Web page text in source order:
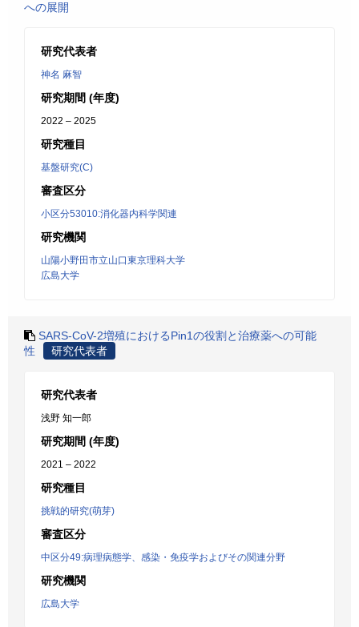
への展開
研究代表者
神名 麻智
研究期間 (年度)
2022 – 2025
研究種目
基盤研究(C)
審査区分
小区分53010:消化器内科学関連
研究機関
山陽小野田市立山口東京理科大学
広島大学
SARS-CoV-2増殖におけるPin1の役割と治療薬への可能
性
研究代表者
研究代表者
浅野 知一郎
研究期間 (年度)
2021 – 2022
研究種目
挑戦的研究(萌芽)
審査区分
中区分49:病理病態学、感染・免疫学およびその関連分野
研究機関
広島大学